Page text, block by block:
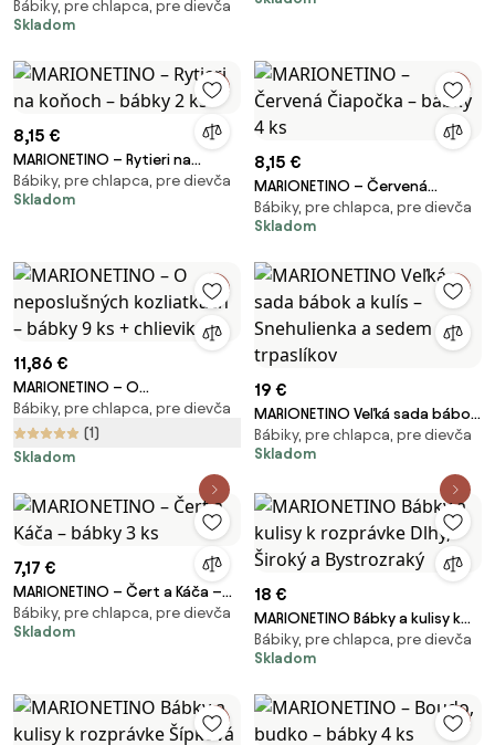
Bystrozraký – bábky 7 ks
Bábiky, pre chlapca, pre dievča
Skladom
8,15 €
MARIONETINO – Rytieri na
koňoch – bábky 2 ks
Bábiky, pre chlapca, pre dievča
Skladom
8,15 €
MARIONETINO – Červená
Čiapočka – bábky 4 ks
Bábiky, pre chlapca, pre dievča
Skladom
11,86 €
MARIONETINO – O
neposlušných kozliatkach –
bábky 9 ks + chlievik
Bábiky, pre chlapca, pre dievča
(1)
Skladom
19 €
MARIONETINO Veľká sada bábok
a kulís – Snehulienka a sedem
trpaslíkov
Bábiky, pre chlapca, pre dievča
Skladom
7,17 €
MARIONETINO – Čert a Káča –
bábky 3 ks
Bábiky, pre chlapca, pre dievča
Skladom
18 €
MARIONETINO Bábky a kulisy k
rozprávke Dlhý, Široký a
Bystrozraký
Bábiky, pre chlapca, pre dievča
Skladom